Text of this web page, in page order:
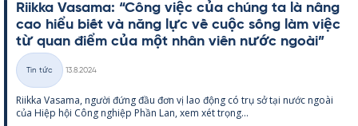
Riikka Va­sama: “Công việc của chúng ta là nâng
cao hiểu biết và năng lực về cuộc sống làm việc
từ quan điểm của một nhân viên nước ngoài”
Thể
loại
Tin tức
13.8.2024
Riikka Va­sama, người đứng đầu đơn vị lao động có trụ sở tại nước ngoài
của Hiệp hội Công ng­hiệp Phần Lan, xem xét trọng...